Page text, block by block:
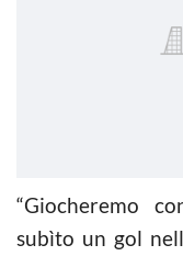
“Giocheremo
subìto un gol